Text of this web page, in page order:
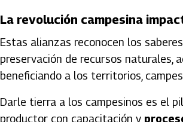
La revolución campesina
Estas alianzas reconocen los
preservación de recursos naturales,
beneficiando a los territorios,
Darle tierra a los campesinos es el
productor con capacitación y